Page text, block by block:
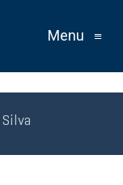
Menu ≡